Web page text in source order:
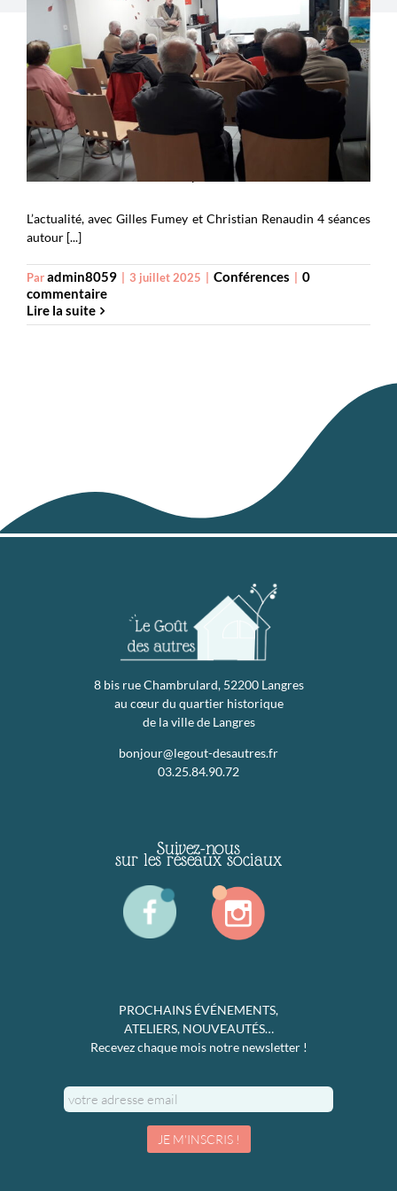
L’actualité, avec Gilles Fumey et Christian Renaudin
L’actualité, avec Gilles Fumey et Christian Renaudin 4 séances
autour [...]
Paradmin8059 3 juillet 2025 Conférences
0
commentaire
Lire la suite
8 bis rue Chambrulard, 52200 Langres
au cœur du quartier historique
de la ville de Langres
bonjour@legout-desautres.fr
03.25.84.90.72
Suivez-nous
sur les réseaux sociaux
PROCHAINS ÉVÉNEMENTS,
ATELIERS, NOUVEAUTÉS…
Recevez chaque mois notre newsletter !